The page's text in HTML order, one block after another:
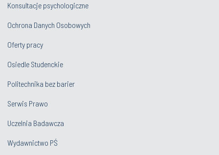
Konsultacje psychologiczne
Ochrona Danych Osobowych
Oferty pracy
Osiedle Studenckie
Politechnika bez barier
Serwis Prawo
Uczelnia Badawcza
Wydawnictwo PŚ